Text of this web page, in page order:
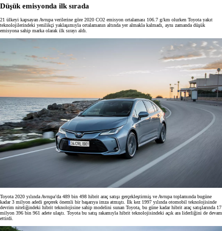
Düşük emisyonda ilk sırada
21 ülkeyi kapsayan Avrupa verilerine göre 2020 CO2 emisyon ortalaması 106.7 g/km olurken Toyota yakıt
teknolojilerindeki yenilikçi yaklaşımıyla ortalamanın altında yer almakla kalmadı, aynı zamanda düşük
emisyona sahip marka olarak ilk sırayı aldı.
Toyota 2020 yılında Avrupa’da 489 bin 498 hibrit araç satışı gerçekleştirmiş ve Avrupa toplamında bugüne
kadar 3 milyon adedi geçerek önemli bir başarıya imza atmıştı. İlk kez 1997 yılında otomobil teknolojisinde
devrim niteliğindeki hibrit teknolojisine sahip modelini sunan Toyota, bu güne kadar hibrit araç satışlarında 17
milyon 396 bin 961 adete ulaştı. Toyota bu satış rakamıyla hibrit teknolojisindeki açık ara liderliğini de devam
ettirdi.